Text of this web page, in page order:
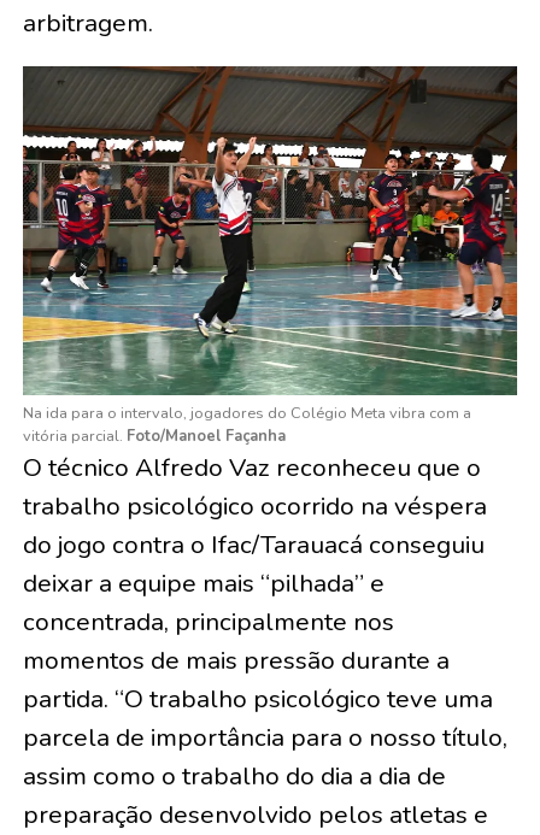
arbitragem.
Na ida para o intervalo, jogadores do Colégio Meta vibra com a
vitória parcial. Foto/Manoel Façanha
O técnico Alfredo Vaz reconheceu que o
trabalho psicológico ocorrido na véspera
do jogo contra o Ifac/Tarauacá conseguiu
deixar a equipe mais “pilhada” e
concentrada, principalmente nos
momentos de mais pressão durante a
partida. “O trabalho psicológico teve uma
parcela de importância para o nosso título,
assim como o trabalho do dia a dia de
preparação desenvolvido pelos atletas e